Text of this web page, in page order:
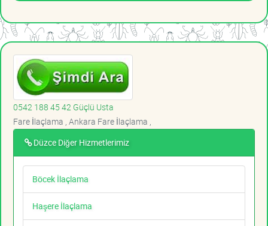
0542 188 45 42 Güçlü Usta
Fare İlaçlama , Ankara Fare İlaçlama ,
Düzce Diğer Hizmetlerimiz
Böcek İlaçlama
Haşere İlaçlama